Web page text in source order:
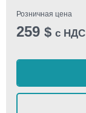
Розничная цена
259 $ с НДС